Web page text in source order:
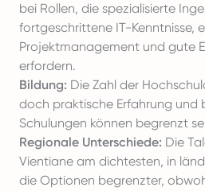
bei Rollen, die spezialisierte
fortgeschrittene IT-Kenntnisse,
Projektmanagement und gute
erfordern.
Bildung: Die Zahl der
doch praktische Erfahrung und
Schulungen können begrenzt
Regionale Unterschiede: Die
Vientiane am dichtesten, in
die Optionen begrenzter,